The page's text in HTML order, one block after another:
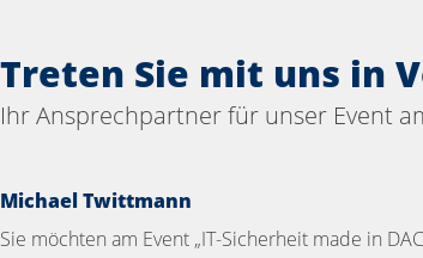
Treten Sie mit uns in
Ihr Ansprechpartner für unser Event
Michael Twittmann
Sie möchten am Event „IT-Sicherheit made in